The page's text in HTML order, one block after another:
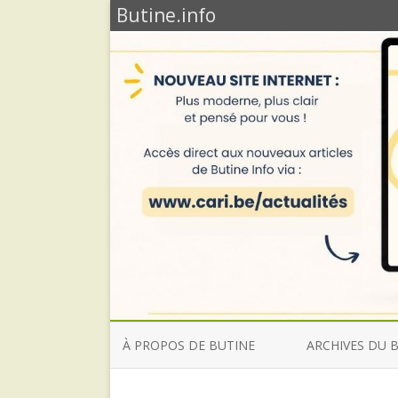
Butine.info
À PROPOS DE BUTINE ARCHIVES DU